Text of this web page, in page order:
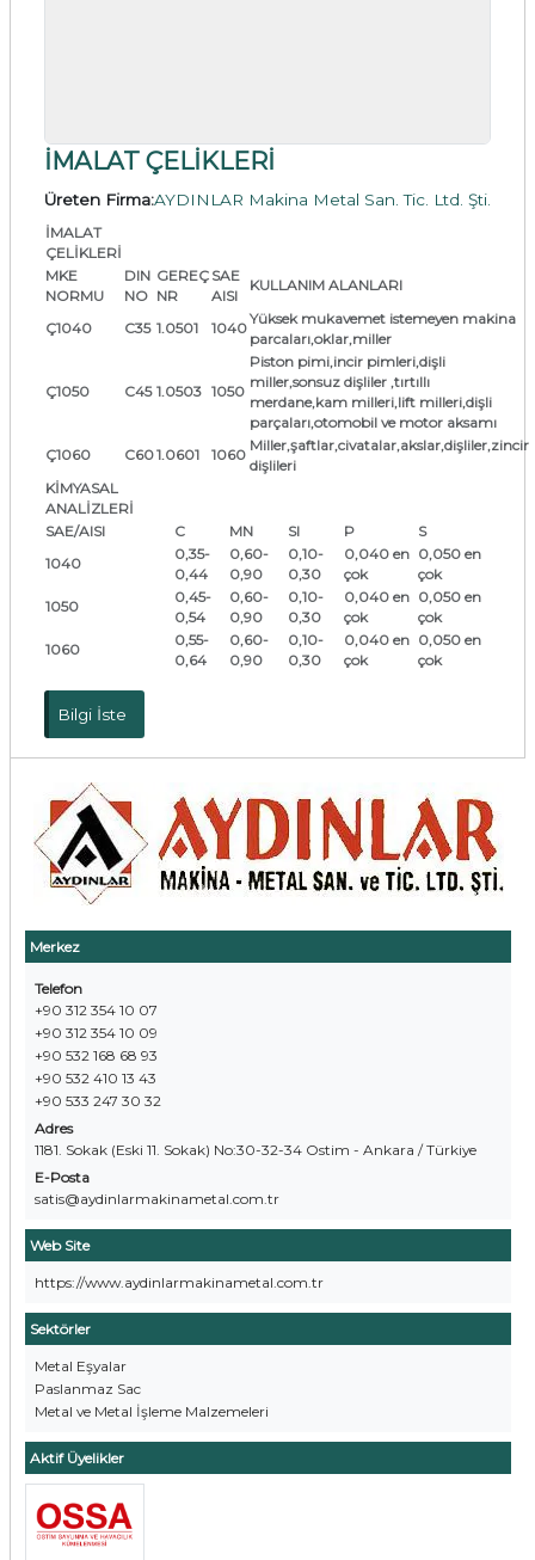
Merkez
Telefon
+90 312 354 10 07
+90 312 354 10 09
+90 532 168 68 93
+90 532 410 13 43
+90 533 247 30 32
Adres
1181. Sokak (Eski 11. Sokak) No:30-32-34 Ostim - Ankara / Türkiye
E-Posta
satis@aydinlarmakinametal.com.tr
Web Site
https://www.aydinlarmakinametal.com.tr
Sektörler
Metal Eşyalar
Paslanmaz Sac
Metal ve Metal İşleme Malzemeleri
Aktif Üyelikler
İMALAT ÇELİKLERİ
Üreten Firma:AYDINLAR Makina Metal San. Tic. Ltd. Şti.
İMALAT
ÇELİKLERİ
MKE
NORMU
DIN
NO
GEREÇ
NR
SAE
AISI
KULLANIM ALANLARI
Ç1040 C35 1.0501 1040
Yüksek mukavemet istemeyen makina
parcaları,oklar,miller
Ç1050 C45 1.0503 1050
Piston pimi,incir pimleri,dişli
miller,sonsuz dişliler ,tırtıllı
merdane,kam milleri,lift milleri,dişli
parçaları,otomobil ve motor aksamı
Ç1060
C601.0601 1060
Miller,şaftlar,civatalar,akslar,dişliler,zincir
dişlileri
KİMYASAL
ANALİZLERİ
SAE/AISI
C MN SI P
S
1040
0,35-
0,44
0,60-
0,90
0,10-
0,30
0,040 en
çok
0,050 en
çok
1050
0,45-
0,54
0,60-
0,90
0,10-
0,30
0,040 en
çok
0,050 en
çok
1060
0,55-
0,64
0,60-
0,90
0,10-
0,30
0,040 en
çok
0,050 en
çok
Bilgi İste